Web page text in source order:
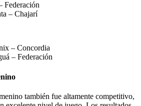
Federación
– Chajarí
– Concordia
– Federación
también fue altamente competitivo,